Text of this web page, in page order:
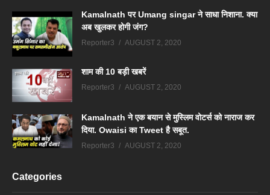
Kamalnath पर Umang singar ने साधा निशाना. क्या
अब खुलकर होगी जंग?
Reporter3 AUGUST 2, 2020
शाम की 10 बड़ी खबरें
Reporter3 AUGUST 2, 2020
Kamalnath ने एक बयान से मुस्लिम वोटर्स को नाराज कर
दिया. Owaisi का Tweet है सबूत.
Reporter3 AUGUST 2, 2020
Categories